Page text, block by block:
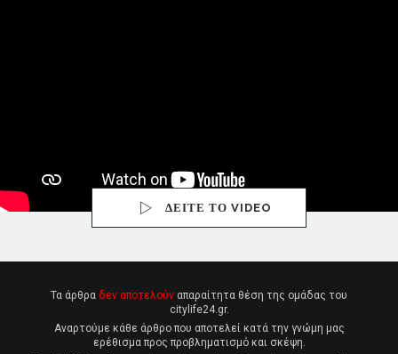
ΔΕΙΤΕ ΤΟ VIDEO
Τα άρθρα δεν αποτελούν απαραίτητα θέση της ομάδας του
citylife24.gr.
Αναρτούμε κάθε άρθρο που αποτελεί κατά την γνώμη μας
ερέθισμα προς προβληματισμό και σκέψη.